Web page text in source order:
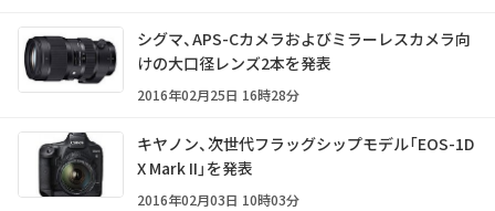
シグマ、APS-Cカメラおよびミラーレスカメラ向
けの大口径レンズ2本を発表
2016年02月25日 16時28分
キヤノン、次世代フラッグシップモデル「EOS-1D
X Mark II」を発表
2016年02月03日 10時03分